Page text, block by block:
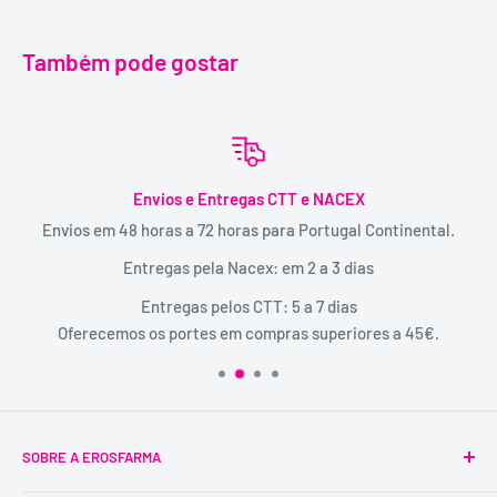
Também pode gostar
Envios e Entregas CTT e NACEX
Envios em 48 horas a 72 horas para Portugal Continental.
Entregas pela Nacex: em 2 a 3 dias
Entregas pelos CTT: 5 a 7 dias
Oferecemos os portes em compras superiores a 45€.
SOBRE A EROSFARMA